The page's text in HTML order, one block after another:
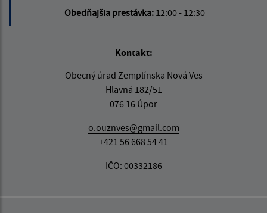
Obedňajšia prestávka: 12:00 - 12:30
Kontakt:
Obecný úrad Zemplínska Nová Ves
Hlavná 182/51
076 16 Úpor
o.ouznves@gmail.com
+421 56 668 54 41
IČO: 00332186